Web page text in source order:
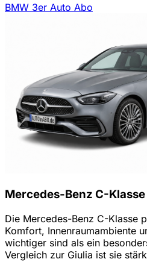
BMW 3er Auto Abo
Mercedes-Benz C-Klasse
Die Mercedes-Benz C-Klasse
Komfort, Innenraumambiente
wichtiger sind als ein
Vergleich zur Giulia ist sie